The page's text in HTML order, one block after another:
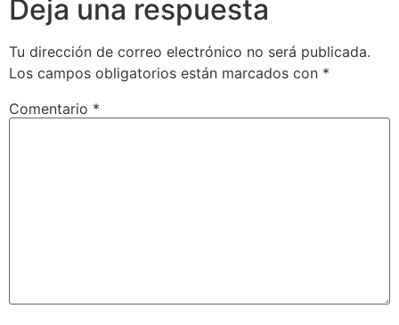
Deja una respuesta
Tu dirección de correo electrónico no será publicada.
Los campos obligatorios están marcados con *
Comentario *